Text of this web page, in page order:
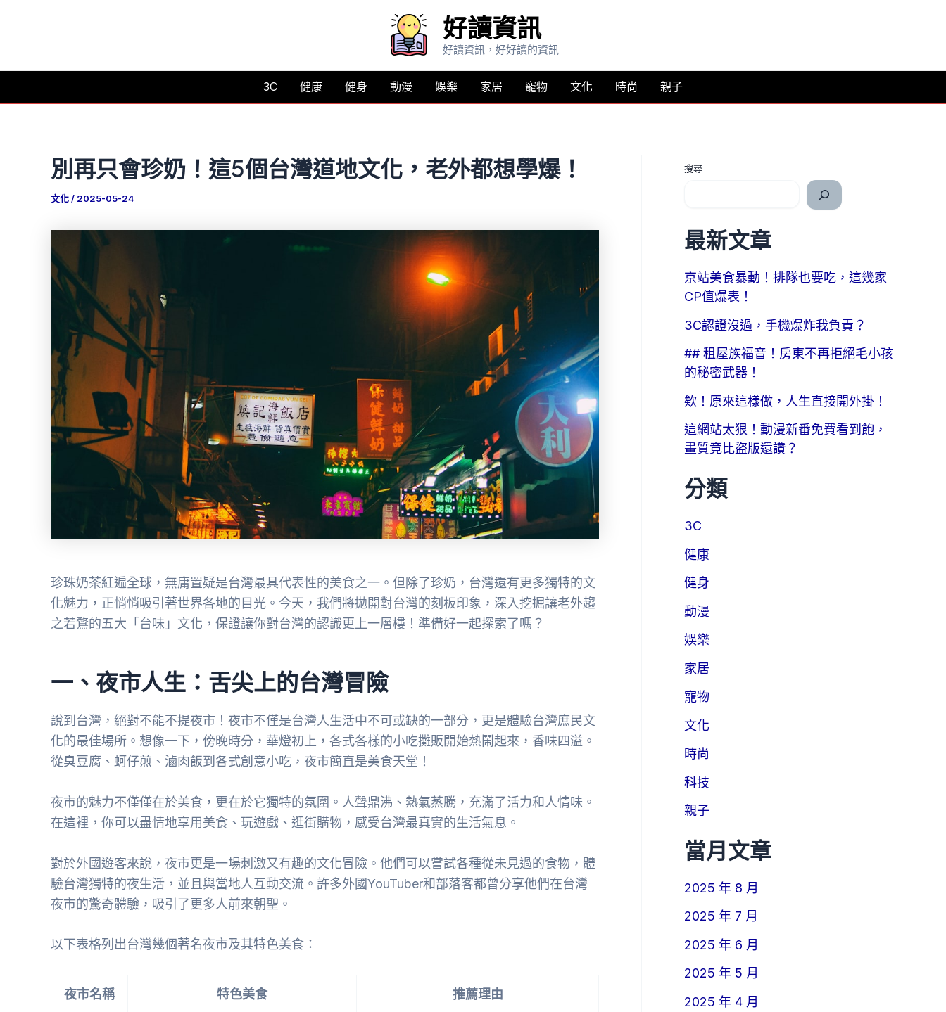
要
好讀資訊
好讀資訊，好好讀的資訊
3C 健康 健身 動漫 娛樂 家居 寵物 文化 時尚 親子
別再只會珍奶！這5個台灣道地文化，老外都想學爆！
文化/ 2025-05-24
珍珠奶茶紅遍全球，無庸置疑是台灣最具代表性的美食之一。但除了珍奶，台灣還有更多獨特的文
化魅力，正悄悄吸引著世界各地的目光。今天，我們將拋開對台灣的刻板印象，深入挖掘讓老外趨
之若鶩的五大「台味」文化，保證讓你對台灣的認識更上一層樓！準備好一起探索了嗎？
一、夜市人生：舌尖上的台灣冒險
說到台灣，絕對不能不提夜市！夜市不僅是台灣人生活中不可或缺的一部分，更是體驗台灣庶民文
化的最佳場所。想像一下，傍晚時分，華燈初上，各式各樣的小吃攤販開始熱鬧起來，香味四溢。
從臭豆腐、蚵仔煎、滷肉飯到各式創意小吃，夜市簡直是美食天堂！
夜市的魅力不僅僅在於美食，更在於它獨特的氛圍。人聲鼎沸、熱氣蒸騰，充滿了活力和人情味。
在這裡，你可以盡情地享用美食、玩遊戲、逛街購物，感受台灣最真實的生活氣息。
對於外國遊客來說，夜市更是一場刺激又有趣的文化冒險。他們可以嘗試各種從未見過的食物，體
驗台灣獨特的夜生活，並且與當地人互動交流。許多外國YouTuber和部落客都曾分享他們在台灣
夜市的驚奇體驗，吸引了更多人前來朝聖。
以下表格列出台灣幾個著名夜市及其特色美食：
夜市名稱 特色美食 推薦理由
搜尋
最新文章
京站美食暴動！排隊也要吃，這幾家
CP值爆表！
3C認證沒過，手機爆炸我負責？
## 租屋族福音！房東不再拒絕毛小孩
的秘密武器！
欸！原來這樣做，人生直接開外掛！
這網站太狠！動漫新番免費看到飽，
畫質竟比盜版還讚？
分類
3C
健康
健身
動漫
娛樂
家居
寵物
文化
時尚
科技
親子
當月文章
2025 年 8 月
2025 年 7 月
2025 年 6 月
2025 年 5 月
2025 年 4 月